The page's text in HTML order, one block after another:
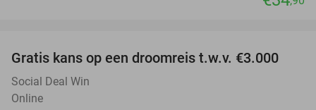
Gratis kans op een droomreis t.w.v. €3.000
Social Deal Win
Online